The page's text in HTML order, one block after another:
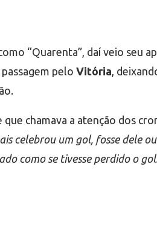
“Quarenta”, daí veio seu
pelo Vitória,
chamava a atenção dos
celebrou um gol, fosse dele
como se tivesse perdido o